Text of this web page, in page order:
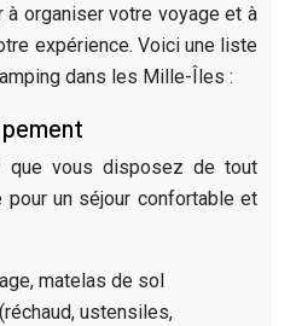
organiser votre voyage et à
expérience. Voici une liste
dans les Mille-Îles :
que vous disposez de tout
pour un séjour confortable et
matelas de sol
ustensiles,